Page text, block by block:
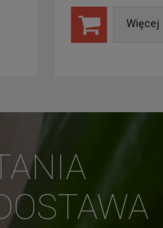
Więcej